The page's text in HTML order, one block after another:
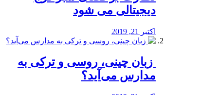
دیجیتالی می شود
اکتبر 21, 2019
️ زبان چینی، روسی و ترکی به
مدارس می‌آید؟